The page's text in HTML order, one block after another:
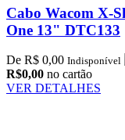
Cabo Wacom X-
One 13" DTC133
De R$ 0,00 Indisponível
R$0,00 no cartão
VER DETALHES